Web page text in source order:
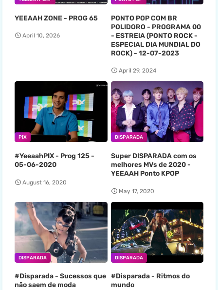
YEEAAH ZONE - PROG 65
April 10, 2026
PONTO POP COM BR
POLIDORO - PROGRAMA 00
- ESTREIA (PONTO ROCK -
ESPECIAL DIA MUNDIAL DO
ROCK) - 12-07-2023
April 29, 2024
PIX
#YeeaahPIX - Prog 125 -
05-06-2020
August 16, 2020
DISPARADA
Super DISPARADA com os
melhores MVs de 2020 -
YEEAAH Ponto KPOP
May 17, 2020
DISPARADA
#Disparada - Sucessos que
não saem de moda
DISPARADA
#Disparada - Ritmos do
mundo